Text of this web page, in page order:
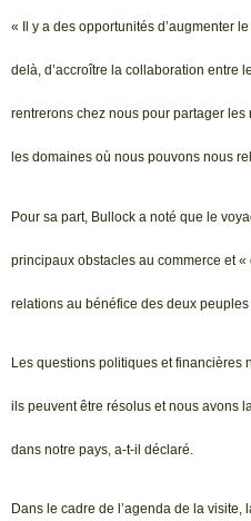
« Il y a des opportunités d’augmenter
delà, d’accroître la collaboration entre
rentrerons chez nous pour partager
les domaines où nous pouvons nous
Pour sa part, Bullock a noté que le
principaux obstacles au commerce et
relations au bénéfice des deux peuples
Les questions politiques et financières
ils peuvent être résolus et nous avons
dans notre pays, a-t-il déclaré.
Dans le cadre de l’agenda de la visite,